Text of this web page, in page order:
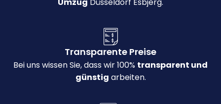
Umzug Düsseldorf Esbjerg.
Transparente Preise
Bei uns wissen Sie, dass wir 100% transparent und
günstig arbeiten.